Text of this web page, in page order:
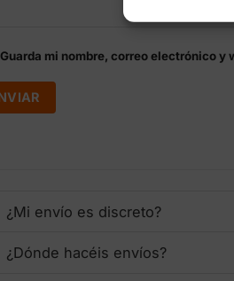
Guarda mi nombre, correo electrónico y
¿Mi envío es discreto?
¿Dónde hacéis envíos?